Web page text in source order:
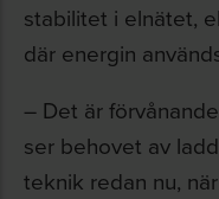
stabilitet i elnätet,
där energin
– Det är
ser behovet av
teknik redan nu,